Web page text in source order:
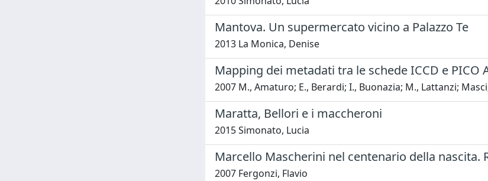
Mantova. Un supermercato vicino a Palazzo Te
2013 La Monica, Denise
Mapping dei metadati tra le schede ICCD e
2007 M., Amaturo; E., Berardi; I., Buonazia; M., Lattanzi;
Maratta, Bellori e i maccheroni
2015 Simonato, Lucia
Marcello Mascherini nel centenario della nascita.
2007 Fergonzi, Flavio